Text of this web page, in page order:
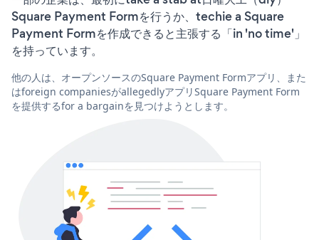
Square Payment Formを行うか、techie a Square
Payment Formを作成できると主張する「in 'no time'」
を持っています。
他の人は、オープンソースのSquare Payment Formアプリ、また
はforeign companiesがallegedlyアプリSquare Payment Form
を提供するfor a bargainを見つけようとします。